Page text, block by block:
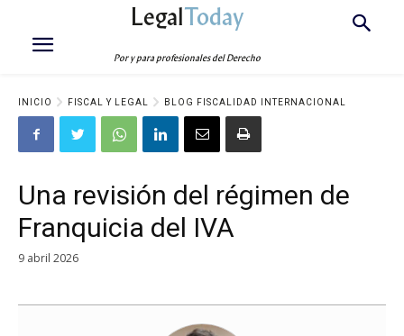
LegalToday
Por y para profesionales del Derecho
INICIO FISCAL Y LEGAL BLOG FISCALIDAD INTERNACIONAL
Una revisión del régimen de
Franquicia del IVA
9 abril 2026